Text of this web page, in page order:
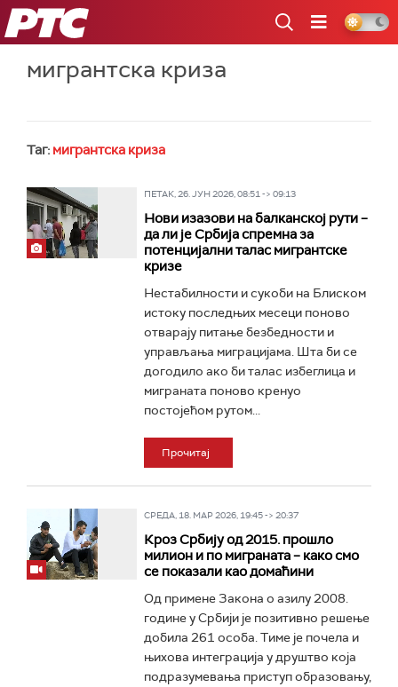
РТС
мигрантска криза
Таг: мигрантска криза
ПЕТАК, 26. ЈУН 2026, 08:51 -> 09:13
Нови изазови на балканској рути –
да ли је Србија спремна за
потенцијални талас мигрантске
кризе
Нестабилности и сукоби на Блиском
истоку последњих месеци поново
отварају питање безбедности и
управљања миграцијама. Шта би се
догодило ако би талас избеглица и
миграната поново кренуо
постојећом рутом...
Прочитај
СРЕДА, 18. МАР 2026, 19:45 -> 20:37
Кроз Србију од 2015. прошло
милион и по миграната – како смо
се показали као домаћини
Од примене Закона о азилу 2008.
године у Србији је позитивно решење
добила 261 особа. Тиме је почела и
њихова интеграција у друштво која
подразумевања приступ образовању,